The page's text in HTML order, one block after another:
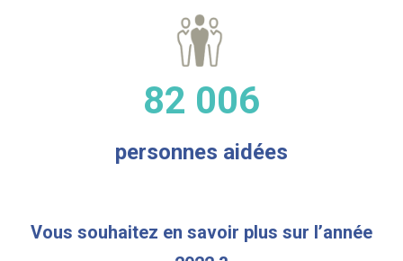
82 006
personnes aidées
Vous souhaitez en savoir plus sur l’année